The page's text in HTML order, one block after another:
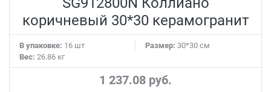
коричневый 30*30 керамогранит
В упаковке: 16 шт Размер: 30*30 см
Вес: 26.86 кг
1 237.08 руб.